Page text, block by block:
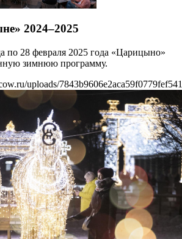
2024–2025
по 28 февраля 2025 года «Царицыно»
зимнюю программу.
uploads/